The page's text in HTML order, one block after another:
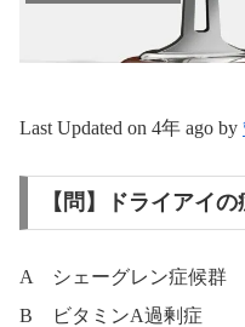
Last Updated on 4年 ago by
【問】ドライアイ
A シェーグレン症候群
B ビタミンA過剰症